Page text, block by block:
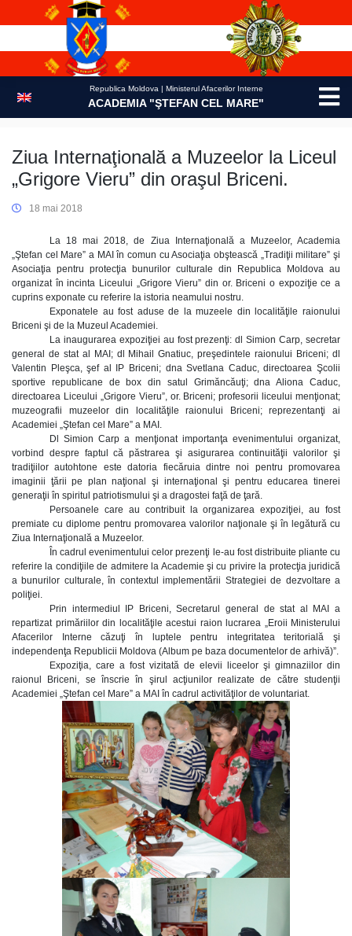
Republica Moldova | Ministerul Afacerilor Interne
ACADEMIA "ŞTEFAN CEL MARE"
Ziua Internaţională a Muzeelor la Liceul
„Grigore Vieru” din oraşul Briceni.
18 mai 2018
La 18 mai 2018, de Ziua Internaţională a Muzeelor, Academia
„Ştefan cel Mare” a MAI în comun cu Asociaţia obştească „Tradiţii militare” şi
Asociaţia pentru protecţia bunurilor culturale din Republica Moldova au
organizat în incinta Liceului „Grigore Vieru” din or. Briceni o expoziţie ce a
cuprins exponate cu referire la istoria neamului nostru.
Exponatele au fost aduse de la muzeele din localităţile raionului
Briceni şi de la Muzeul Academiei.
La inaugurarea expoziţiei au fost prezenţi: dl Simion Carp, secretar
general de stat al MAI; dl Mihail Gnatiuc, preşedintele raionului Briceni; dl
Valentin Pleşca, şef al IP Briceni; dna Svetlana Caduc, directoarea Şcolii
sportive republicane de box din satul Grimăncăuţi; dna Aliona Caduc,
directoarea Liceului „Grigore Vieru”, or. Briceni; profesorii liceului menţionat;
muzeografii muzeelor din localităţile raionului Briceni; reprezentanţi ai
Academiei „Ştefan cel Mare” a MAI.
Dl Simion Carp a menţionat importanţa evenimentului organizat,
vorbind despre faptul că păstrarea şi asigurarea continuităţii valorilor şi
tradiţiilor autohtone este datoria fiecăruia dintre noi pentru promovarea
imaginii ţării pe plan naţional şi internaţional şi pentru educarea tinerei
generaţii în spiritul patriotismului şi a dragostei faţă de ţară.
Persoanele care au contribuit la organizarea expoziţiei, au fost
premiate cu diplome pentru promovarea valorilor naţionale şi în legătură cu
Ziua Internaţională a Muzeelor.
În cadrul evenimentului celor prezenţi le-au fost distribuite pliante cu
referire la condiţiile de admitere la Academie şi cu privire la protecţia juridică
a bunurilor culturale, în contextul implementării Strategiei de dezvoltare a
poliţiei.
Prin intermediul IP Briceni, Secretarul general de stat al MAI a
repartizat primăriilor din localităţile acestui raion lucrarea „Eroii Ministerului
Afacerilor Interne căzuţi în luptele pentru integritatea teritorială şi
independenţa Republicii Moldova (Album pe baza documentelor de arhivă)”.
Expoziţia, care a fost vizitată de elevii liceelor şi gimnaziilor din
raionul Briceni, se înscrie în şirul acţiunilor realizate de către studenţii
Academiei „Ştefan cel Mare” a MAI în cadrul activităţilor de voluntariat.